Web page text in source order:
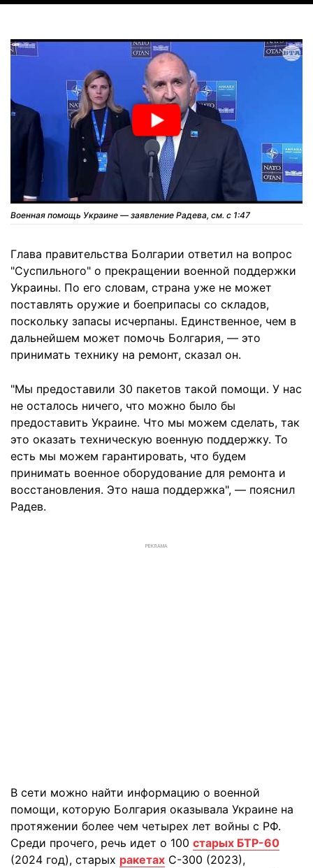
Военная помощь Украине — заявление Радева, см. с 1:47
Глава правительства Болгарии ответил на вопрос
"Суспильного" о прекращении военной поддержки
Украины. По его словам, страна уже не может
поставлять оружие и боеприпасы со складов,
поскольку запасы исчерпаны. Единственное, чем в
дальнейшем может помочь Болгария, — это
принимать технику на ремонт, сказал он.
"Мы предоставили 30 пакетов такой помощи. У нас
не осталось ничего, что можно было бы
предоставить Украине. Что мы можем сделать, так
это оказать техническую военную поддержку. То
есть мы можем гарантировать, что будем
принимать военное оборудование для ремонта и
восстановления. Это наша поддержка", — пояснил
Радев.
РЕКЛАМА
В сети можно найти информацию о военной
помощи, которую Болгария оказывала Украине на
протяжении более чем четырех лет войны с РФ.
Среди прочего, речь идет о 100 старых БТР-60
(2024 год), старых ракетах С-300 (2023),